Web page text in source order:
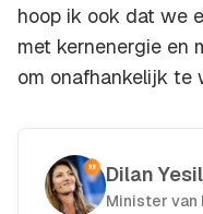
hoop ik ook dat we
met kernenergie en
om onafhankelijk te
Dilan
Minister van